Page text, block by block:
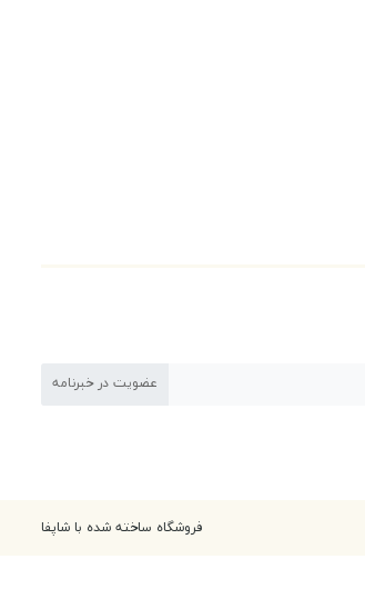
عضویت در خبرنامه
فروشگاه ساخته شده با شاپفا